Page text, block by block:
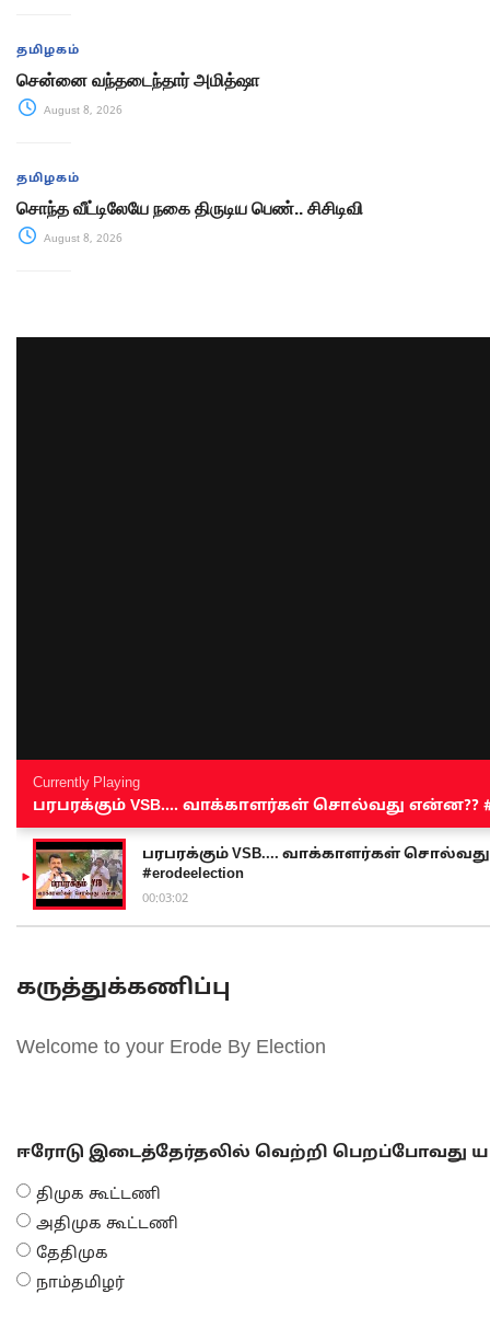
தமிழகம்
சென்னை வந்தடைந்தார் அமித்ஷா
August 8, 2026
தமிழகம்
சொந்த வீட்டிலேயே நகை திருடிய பெண்.. சிசிடிவி
August 8, 2026
Currently Playing
பரபரக்கும் VSB.... வாக்காளர்கள் சொல்வது என்ன??
பரபரக்கும் VSB.... வாக்காளர்கள் சொல்வது
#erodeelection
00:03:02
கருத்துக்கணிப்பு
Welcome to your Erode By Election
ஈரோடு இடைத்தேர்தலில் வெற்றி பெறப்போவது
திமுக கூட்டணி
அதிமுக கூட்டணி
தேதிமுக
நாம்தமிழர்